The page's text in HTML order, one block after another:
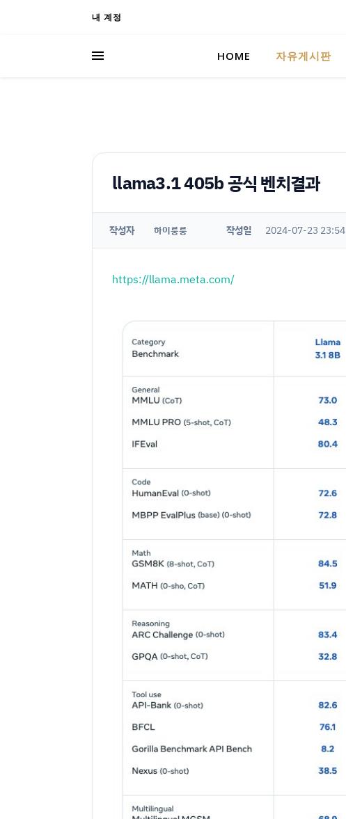
내 계정
HOME 자유게시판
llama3.1 405b 공식 벤치결과
작성자 하이룽룽 작성일 2024-07-23 23:54
https://llama.meta.com/